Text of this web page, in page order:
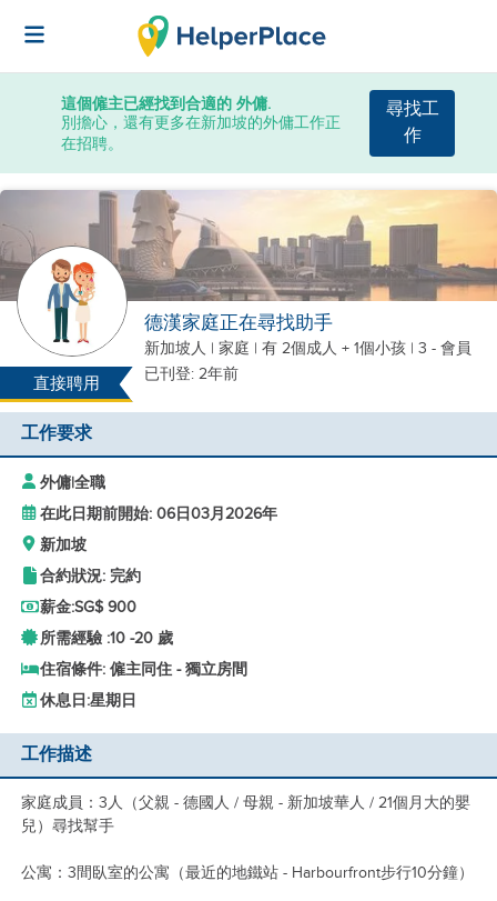
這個僱主已經找到合適的 外傭.
別擔心，還有更多在新加坡的外傭工作正
在招聘。
尋找工
作
直接聘用
德漢家庭正在尋找助手
新加坡人 | 家庭 | 有 2個成人 + 1個小孩 | 3 - 會員
已刊登: 2年前
工作要求
外傭|全職
在此日期前開始: 06日03月2026年
新加坡
合約狀況: 完約
薪金:SG$ 900
所需經驗 :10 -20 歲
住宿條件: 僱主同住 - 獨立房間
休息日:星期日
工作描述
家庭成員：3人（父親 - 德國人 / 母親 - 新加坡華人 / 21個月大的嬰
兒）尋找幫手
公寓：3間臥室的公寓（最近的地鐵站 - Harbourfront步行10分鐘）